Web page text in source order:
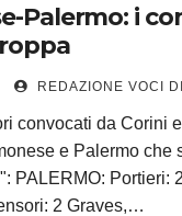
Palermo: i
REDAZIONE VOCI
convocati da Corini
e Palermo che
PALERMO: Portieri:
2 Graves,…